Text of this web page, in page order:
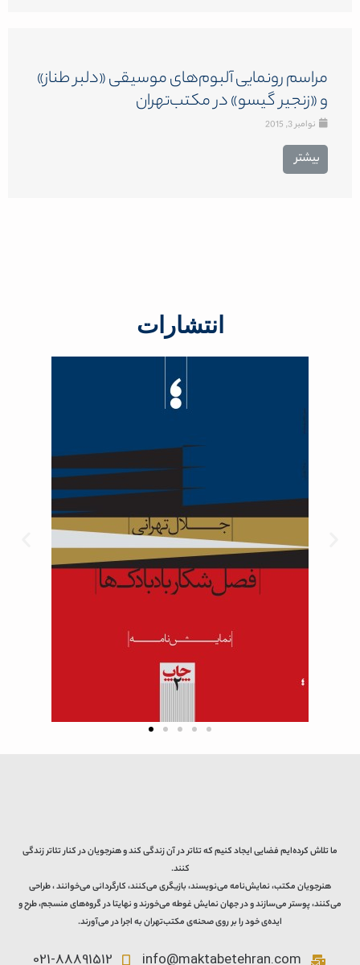
مراسم رونمایی آلبوم‌های موسیقی «دلبر طناز»
و «زنجیر گیسو» در مکتب‌تهران
نوامبر 3, 2015
بیشتر
انتشارات
ما تلاش کرده‌ایم فضایی ایجاد کنیم که تئاتر در آن زندگی کند و هنرجویان در کنار تئاتر زندگی
کنند.
هنرجویان مکتب، نمایش‌نامه می‌نویسند، بازیگری می‌کنند، کارگردانی می‌خوانند ، طراحی
می‌کنند، پوستر می‌سازند و در جهان نمایش غوطه می‌خورند و نهایتا در گروه‌های منسجم، طرح و
ایده‌ی خود را بر روی صحنه‌ی مکتب‌تهران به اجرا در می‌آورند.
info@maktabetehran.com
021-88891512